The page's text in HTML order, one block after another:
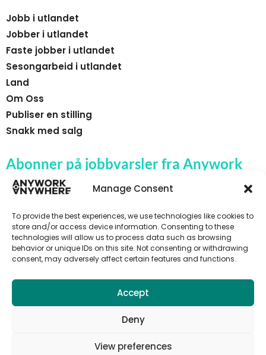
Manage Consent
To provide the best experiences, we use technologies like cookies to
store and/or access device information. Consenting to these
technologies will allow us to process data such as browsing
behavior or unique IDs on this site. Not consenting or withdrawing
consent, may adversely affect certain features and functions.
Accept
Deny
View preferences
Jobb i utlandet
Jobber i utlandet
Faste jobber i utlandet
Sesongarbeid i utlandet
Land
Om Oss
Publiser en stilling
Snakk med salg
Abonner på jobbvarsler fra Anywork
Anywhere
🌞 MOTTA JOBBVARSLER